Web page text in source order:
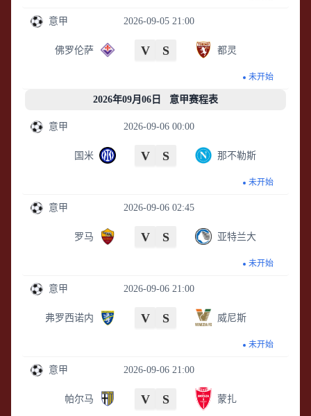
2026-09-05 21:00
意甲
佛罗伦萨 V S 都灵
未开始
2026年09月06日 意甲赛程表
2026-09-06 00:00
意甲
国米 V S 那不勒斯
未开始
2026-09-06 02:45
意甲
罗马 V S 亚特兰大
未开始
2026-09-06 21:00
意甲
弗罗西诺内 V S 威尼斯
未开始
2026-09-06 21:00
意甲
帕尔马 V S 蒙扎